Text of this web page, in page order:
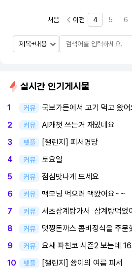
처음 이전 4 5 6
실시간 인기게시물
1 커뮤 국보가든에서 고기 먹고 왔어
2 커뮤 AI캐챗 쓰는거 재밌네요
3 펫플 [챌린지] 피서명당
4 커뮤 토요일
5 커뮤 점심맛나게 드세요
6 커뮤 맥모닝 먹으러 맥왔어요~~
7 커뮤 서초삼계탕가서 삼계탕먹었
8 커뮤 댓짱돈까스 콤비정식을 주문
9 커뮤
10 펫플 [챌린지] 쑝이의 여름 피서